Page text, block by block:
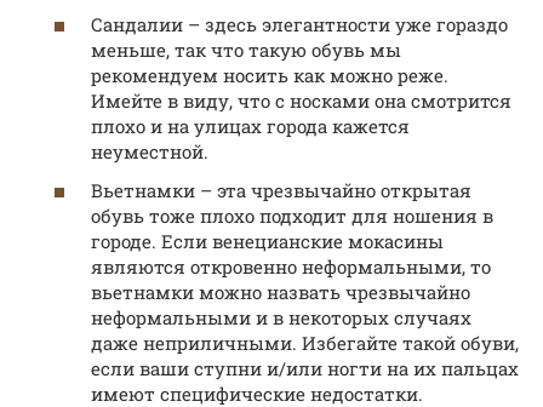
Сандалии – здесь элегантности уже гораздо
меньше, так что такую обувь мы
рекомендуем носить как можно реже.
Имейте в виду, что с носками она смотрится
плохо и на улицах города кажется
неуместной.
Вьетнамки – эта чрезвычайно открытая
обувь тоже плохо подходит для ношения в
городе. Если венецианские мокасины
являются откровенно неформальными, то
вьетнамки можно назвать чрезвычайно
неформальными и в некоторых случаях
даже неприличными. Избегайте такой обуви,
если ваши ступни и/или ногти на их пальцах
имеют специфические недостатки.